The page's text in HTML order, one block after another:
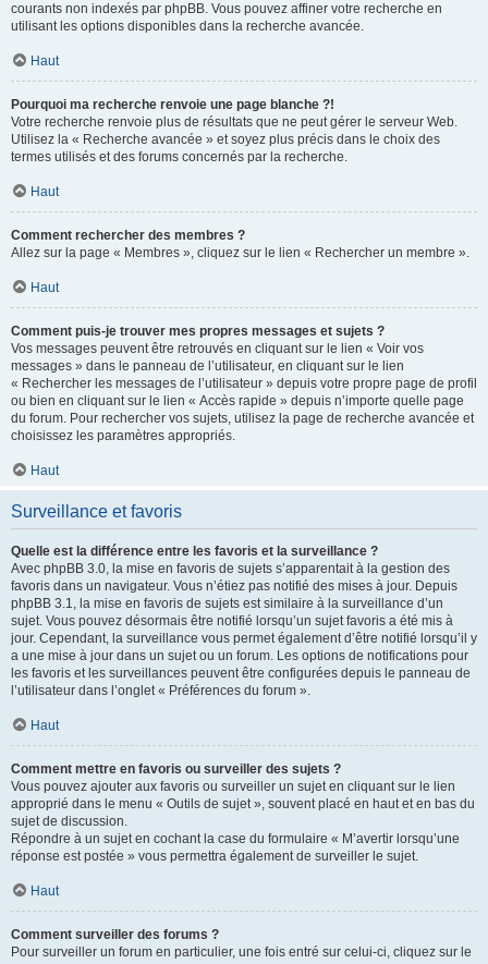
courants non indexés par phpBB. Vous pouvez affiner votre recherche en
utilisant les options disponibles dans la recherche avancée.
Haut
Pourquoi ma recherche renvoie une page blanche ?!
Votre recherche renvoie plus de résultats que ne peut gérer le serveur Web.
Utilisez la « Recherche avancée » et soyez plus précis dans le choix des
termes utilisés et des forums concernés par la recherche.
Haut
Comment rechercher des membres ?
Allez sur la page « Membres », cliquez sur le lien « Rechercher un membre ».
Haut
Comment puis-je trouver mes propres messages et sujets ?
Vos messages peuvent être retrouvés en cliquant sur le lien « Voir vos
messages » dans le panneau de l’utilisateur, en cliquant sur le lien
« Rechercher les messages de l’utilisateur » depuis votre propre page de profil
ou bien en cliquant sur le lien « Accès rapide » depuis n’importe quelle page
du forum. Pour rechercher vos sujets, utilisez la page de recherche avancée et
choisissez les paramètres appropriés.
Haut
Surveillance et favoris
Quelle est la différence entre les favoris et la surveillance ?
Avec phpBB 3.0, la mise en favoris de sujets s’apparentait à la gestion des
favoris dans un navigateur. Vous n’étiez pas notifié des mises à jour. Depuis
phpBB 3.1, la mise en favoris de sujets est similaire à la surveillance d’un
sujet. Vous pouvez désormais être notifié lorsqu’un sujet favoris a été mis à
jour. Cependant, la surveillance vous permet également d’être notifié lorsqu’il y
a une mise à jour dans un sujet ou un forum. Les options de notifications pour
les favoris et les surveillances peuvent être configurées depuis le panneau de
l’utilisateur dans l’onglet « Préférences du forum ».
Haut
Comment mettre en favoris ou surveiller des sujets ?
Vous pouvez ajouter aux favoris ou surveiller un sujet en cliquant sur le lien
approprié dans le menu « Outils de sujet », souvent placé en haut et en bas du
sujet de discussion.
Répondre à un sujet en cochant la case du formulaire « M’avertir lorsqu’une
réponse est postée » vous permettra également de surveiller le sujet.
Haut
Comment surveiller des forums ?
Pour surveiller un forum en particulier, une fois entré sur celui-ci, cliquez sur le